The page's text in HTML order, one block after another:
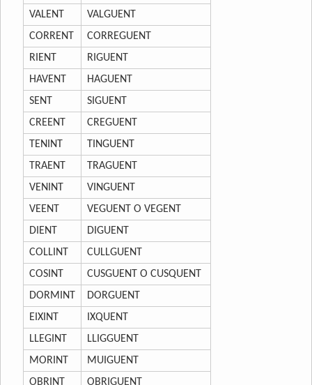
VALENT
VALGUENT
CORRENT
CORREGUENT
RIENT
RIGUENT
HAVENT
HAGUENT
SENT
SIGUENT
CREENT
CREGUENT
TENINT
TINGUENT
TRAENT
TRAGUENT
VENINT
VINGUENT
VEENT
VEGUENT O VEGENT
DIENT
DIGUENT
COLLINT
CULLGUENT
COSINT
CUSGUENT O CUSQUENT
DORMINT
DORGUENT
EIXINT
IXQUENT
LLEGINT
LLIGGUENT
MORINT
MUIGUENT
OBRINT
OBRIGUENT